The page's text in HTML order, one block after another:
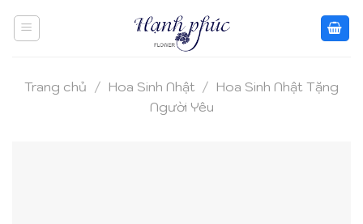
Trang chủ / Hoa Sinh Nhật / Hoa Sinh Nhật Tặng
Người Yêu